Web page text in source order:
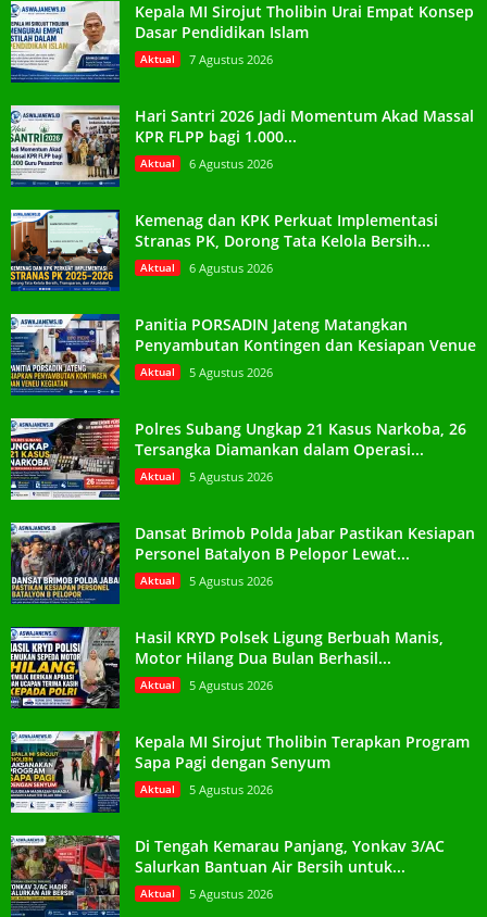
Kepala MI Sirojut Tholibin Urai Empat Konsep
Dasar Pendidikan Islam
Aktual 7 Agustus 2026
Hari Santri 2026 Jadi Momentum Akad Massal
KPR FLPP bagi 1.000...
Aktual 6 Agustus 2026
Kemenag dan KPK Perkuat Implementasi
Stranas PK, Dorong Tata Kelola Bersih...
Aktual 6 Agustus 2026
Panitia PORSADIN Jateng Matangkan
Penyambutan Kontingen dan Kesiapan Venue
Aktual 5 Agustus 2026
Polres Subang Ungkap 21 Kasus Narkoba, 26
Tersangka Diamankan dalam Operasi...
Aktual 5 Agustus 2026
Dansat Brimob Polda Jabar Pastikan Kesiapan
Personel Batalyon B Pelopor Lewat...
Aktual 5 Agustus 2026
Hasil KRYD Polsek Ligung Berbuah Manis,
Motor Hilang Dua Bulan Berhasil...
Aktual 5 Agustus 2026
Kepala MI Sirojut Tholibin Terapkan Program
Sapa Pagi dengan Senyum
Aktual 5 Agustus 2026
Di Tengah Kemarau Panjang, Yonkav 3/AC
Salurkan Bantuan Air Bersih untuk...
Aktual 5 Agustus 2026